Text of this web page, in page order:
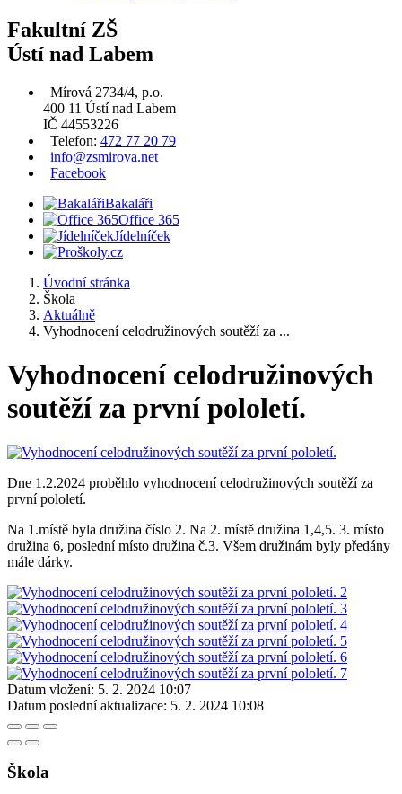
Fakultní ZŠ
Ústí nad Labem
Mírová 2734/4, p.o.
400 11 Ústí nad Labem
IČ 44553226
Telefon: 472 77 20 79
info@zsmirova.net
Facebook
Bakaláři
Office 365
Jídelníček
Úvodní stránka
Škola
Aktuálně
Vyhodnocení celodružinových soutěží za ...
Vyhodnocení celodružinových
soutěží za první pololetí.
Dne 1.2.2024 proběhlo vyhodnocení celodružinových soutěží za
první pololetí.
Na 1.místě byla družina číslo 2. Na 2. místě družina 1,4,5. 3. místo
družina 6, poslední místo družina č.3. Všem družinám byly předány
mále dárky.
Datum vložení: 5. 2. 2024 10:07
Datum poslední aktualizace: 5. 2. 2024 10:08
Škola